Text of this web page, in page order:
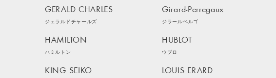
GERALD CHARLES
ジェラルドチャールズ
Girard-Perregaux
ジラールペルゴ
HAMILTON
ハミルトン
HUBLOT
ウブロ
KING SEIKO LOUIS ERARD